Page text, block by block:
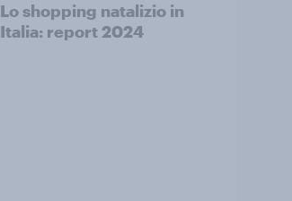
Lo shopping natalizio in
Italia: ​report 2024​